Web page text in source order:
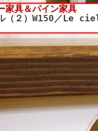
家具＆パイン家具
（２）W150／Le ciel